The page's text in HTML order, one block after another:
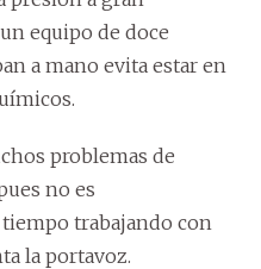
equipo de doce
a mano evita estar en
problemas de
no es
trabajando con
la portavoz.